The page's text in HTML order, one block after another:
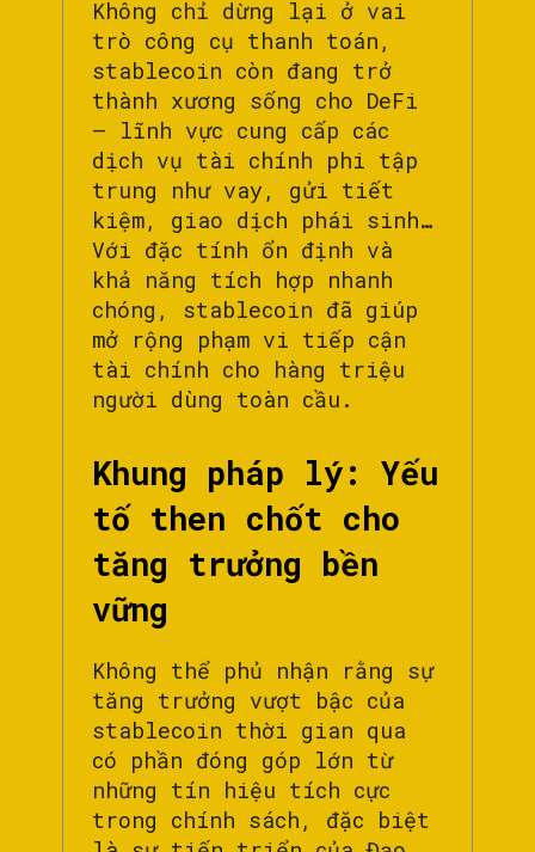
Không chỉ dừng lại ở vai
trò công cụ thanh toán,
stablecoin còn đang trở
thành xương sống cho DeFi
– lĩnh vực cung cấp các
dịch vụ tài chính phi tập
trung như vay, gửi tiết
kiệm, giao dịch phái sinh…
Với đặc tính ổn định và
khả năng tích hợp nhanh
chóng, stablecoin đã giúp
mở rộng phạm vi tiếp cận
tài chính cho hàng triệu
người dùng toàn cầu.
Khung pháp lý: Yếu
tố then chốt cho
tăng trưởng bền
vững
Không thể phủ nhận rằng sự
tăng trưởng vượt bậc của
stablecoin thời gian qua
có phần đóng góp lớn từ
những tín hiệu tích cực
trong chính sách, đặc biệt